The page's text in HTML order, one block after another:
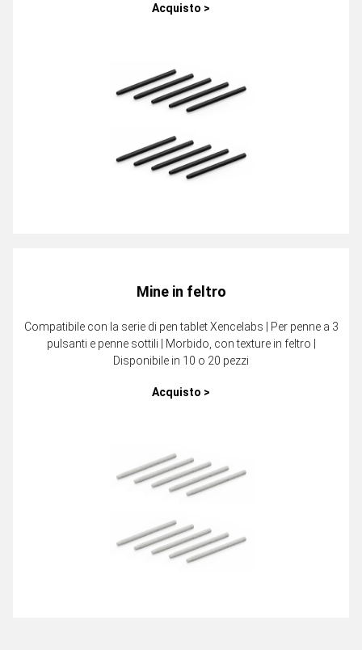
Acquisto >
Mine in feltro
Compatibile con la serie di pen tablet Xencelabs | Per penne a 3
pulsanti e penne sottili | Morbido, con texture in feltro |
Disponibile in 10 o 20 pezzi
Acquisto >